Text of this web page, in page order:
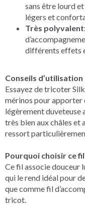
sans être lourd
légers et
Très
différents effets
Conseils d’utilisation
Essayez de tricoter
mérinos pour apporter
légèrement duveteuse
très bien aux châles et
ressort
Pourquoi choisir ce
Ce fil associe douceur
qui le rend idéal pour
que comme fil
tricot.